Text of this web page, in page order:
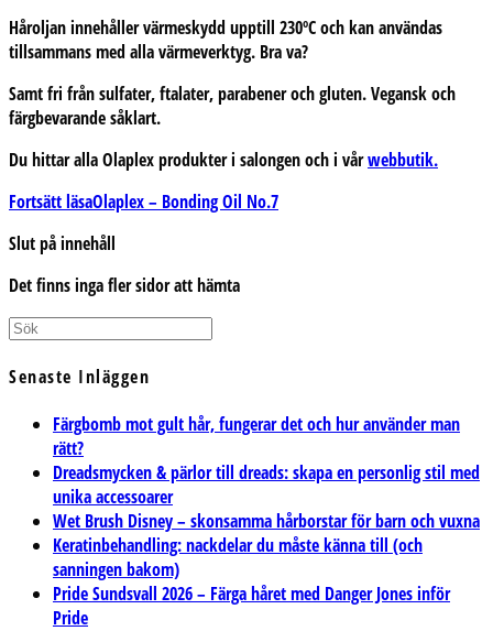
Håroljan innehåller värmeskydd upptill 230ºC och kan användas
tillsammans med alla värmeverktyg. Bra va?
Samt fri från sulfater, ftalater, parabener och gluten. Vegansk och
färgbevarande såklart.
Du hittar alla Olaplex produkter i salongen och i vårwebbutik.
Fortsätt läsaOlaplex – Bonding Oil No.7
Slut på innehåll
Det finns inga fler sidor att hämta
Senaste Inläggen
Färgbomb mot gult hår, fungerar det och hur använder man
rätt?
Dreadsmycken & pärlor till dreads: skapa en personlig stil med
unika accessoarer
Wet Brush Disney – skonsamma hårborstar för barn och vuxna
Keratinbehandling: nackdelar du måste känna till (och
sanningen bakom)
Pride Sundsvall 2026 – Färga håret med Danger Jones inför
Pride